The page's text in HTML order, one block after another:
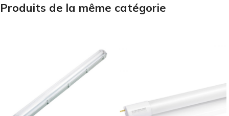
Produits de la même catégorie